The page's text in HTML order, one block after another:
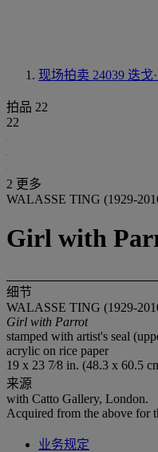
现场拍卖 24039 迭戈
拍品 22
22
2 更多
WALASSE TING (1929-
Girl with
细节
WALASSE TING (1929-
Girl with Parrot
stamped with artist's seal
acrylic on rice paper
19 x 23 7⁄8 in. (48.3 x 60.5
来源
with Catto Gallery, London.
Acquired from the above for
业务规定